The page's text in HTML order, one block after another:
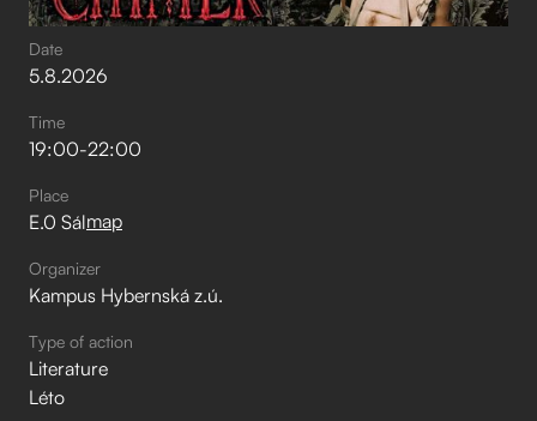
Date
5.8.2026
Time
19:00-22:00
Place
E.0 Sálmap
Organizer
Kampus Hybernská z.ú.
Type of action
Literature
Léto